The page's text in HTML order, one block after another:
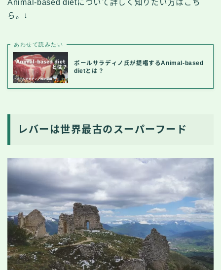
Animal-based dietについて詳しく知りたい方はこち
ら。↓
あわせて読みたい
ポールサラディノ氏が提唱するAnimal-based
dietとは？
レバーは世界最古のスーパーフード